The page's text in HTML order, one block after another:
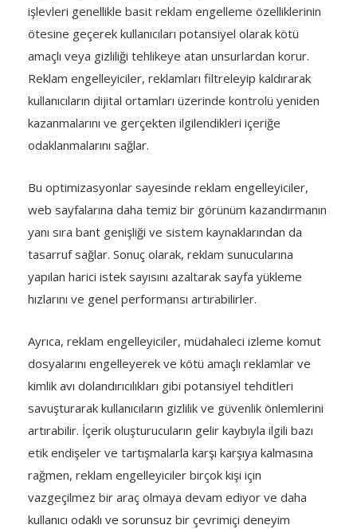
işlevleri genellikle basit reklam engelleme özelliklerinin
ötesine geçerek kullanıcıları potansiyel olarak kötü
amaçlı veya gizliliği tehlikeye atan unsurlardan korur.
Reklam engelleyiciler, reklamları filtreleyip kaldırarak
kullanıcıların dijital ortamları üzerinde kontrolü yeniden
kazanmalarını ve gerçekten ilgilendikleri içeriğe
odaklanmalarını sağlar.
Bu optimizasyonlar sayesinde reklam engelleyiciler,
web sayfalarına daha temiz bir görünüm kazandırmanın
yanı sıra bant genişliği ve sistem kaynaklarından da
tasarruf sağlar. Sonuç olarak, reklam sunucularına
yapılan harici istek sayısını azaltarak sayfa yükleme
hızlarını ve genel performansı artırabilirler.
Ayrıca, reklam engelleyiciler, müdahaleci izleme komut
dosyalarını engelleyerek ve kötü amaçlı reklamlar ve
kimlik avı dolandırıcılıkları gibi potansiyel tehditleri
savuşturarak kullanıcıların gizlilik ve güvenlik önlemlerini
artırabilir. İçerik oluşturucuların gelir kaybıyla ilgili bazı
etik endişeler ve tartışmalarla karşı karşıya kalmasına
rağmen, reklam engelleyiciler birçok kişi için
vazgeçilmez bir araç olmaya devam ediyor ve daha
kullanıcı odaklı ve sorunsuz bir çevrimiçi deneyim